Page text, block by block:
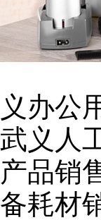
义办公
武义人
产品销
备耗材